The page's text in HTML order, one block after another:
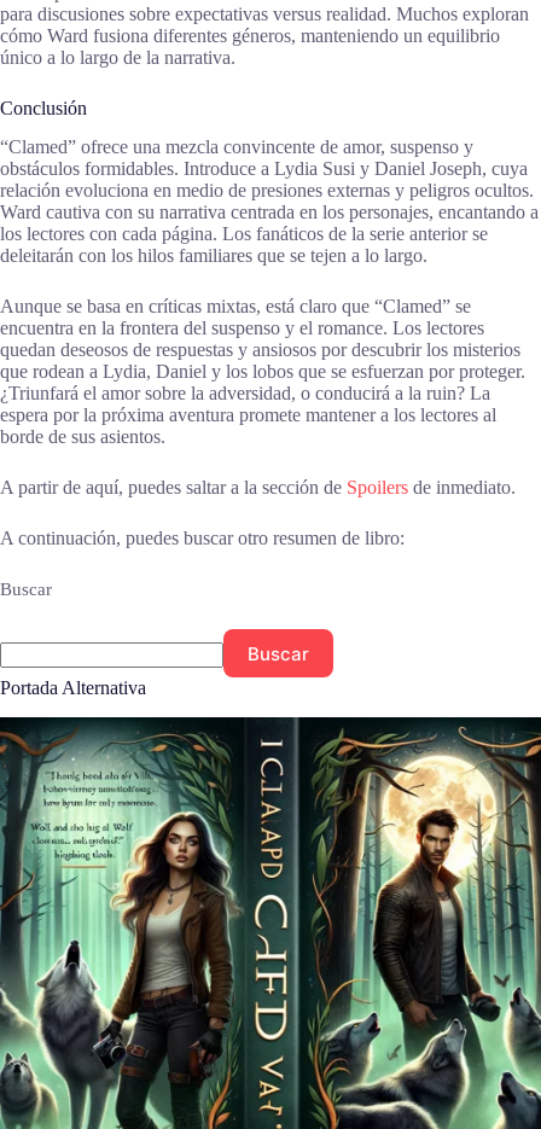
para discusiones sobre expectativas versus realidad. Muchos exploran
cómo Ward fusiona diferentes géneros, manteniendo un equilibrio
único a lo largo de la narrativa.
Conclusión
“Clamed” ofrece una mezcla convincente de amor, suspenso y
obstáculos formidables. Introduce a Lydia Susi y Daniel Joseph, cuya
relación evoluciona en medio de presiones externas y peligros ocultos.
Ward cautiva con su narrativa centrada en los personajes, encantando a
los lectores con cada página. Los fanáticos de la serie anterior se
deleitarán con los hilos familiares que se tejen a lo largo.
Aunque se basa en críticas mixtas, está claro que “Clamed” se
encuentra en la frontera del suspenso y el romance. Los lectores
quedan deseosos de respuestas y ansiosos por descubrir los misterios
que rodean a Lydia, Daniel y los lobos que se esfuerzan por proteger.
¿Triunfará el amor sobre la adversidad, o conducirá a la ruin? La
espera por la próxima aventura promete mantener a los lectores al
borde de sus asientos.
A partir de aquí, puedes saltar a la sección de Spoilers de inmediato.
A continuación, puedes buscar otro resumen de libro:
Buscar
Buscar
Portada Alternativa